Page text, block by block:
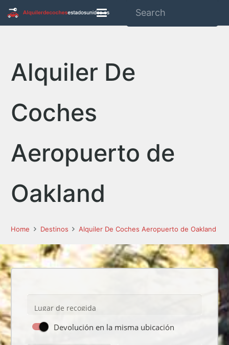
Alquiler De
Coches
Aeropuerto de
Oakland
Home Destinos Alquiler De Coches Aeropuerto de Oakland
Lugar de recogida
Devolución en la misma ubicación